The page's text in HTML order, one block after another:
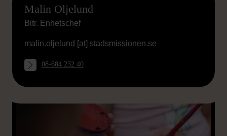
Malin Oljelund
Bitr. Enhetschef
malin.oljelund [at] stadsmissionen.se
08-684 232 40